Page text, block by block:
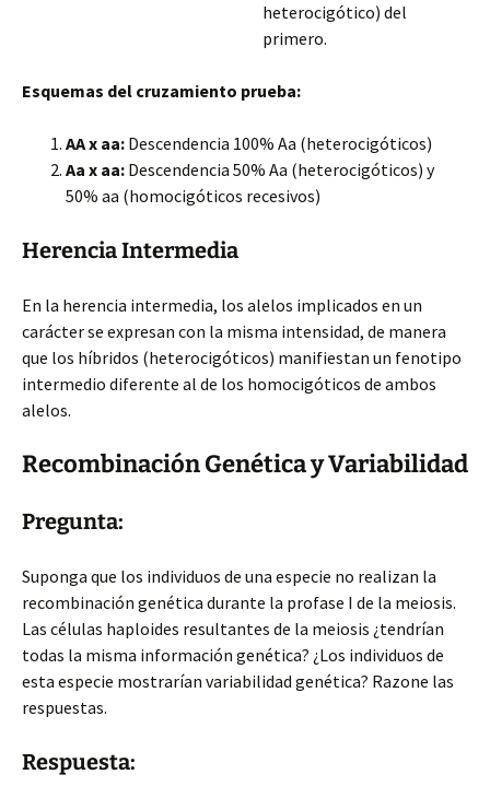
heterocigótico) del
primero.
Esquemas del cruzamiento prueba:
AA x aa: Descendencia 100% Aa (heterocigóticos)
Aa x aa: Descendencia 50% Aa (heterocigóticos) y
50% aa (homocigóticos recesivos)
Herencia Intermedia
En la herencia intermedia, los alelos implicados en un
carácter se expresan con la misma intensidad, de manera
que los híbridos (heterocigóticos) manifiestan un fenotipo
intermedio diferente al de los homocigóticos de ambos
alelos.
Recombinación Genética y Variabilidad
Pregunta:
Suponga que los individuos de una especie no realizan la
recombinación genética durante la profase I de la meiosis.
Las células haploides resultantes de la meiosis ¿tendrían
todas la misma información genética? ¿Los individuos de
esta especie mostrarían variabilidad genética? Razone las
respuestas.
Respuesta: